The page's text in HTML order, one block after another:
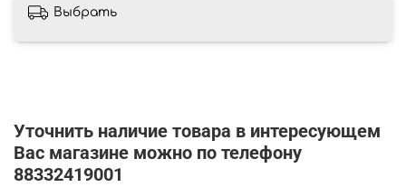
Выбрать
Уточнить наличие товара в интересующем
Вас магазине можно по телефону
88332419001